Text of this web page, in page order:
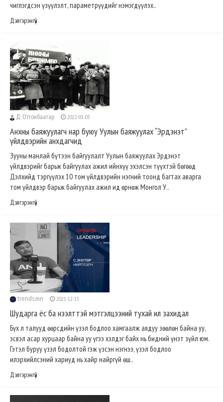
чиглэгдсэн үзүүлэлт, параметрүүдийг нэмэгдүүлэх..
Дэлгэрэнгүй
Д. Отгонбаатар 2022-01-05
Анхны баяжуулагч нар буюу Уулын баяжуулах “Эрдэнэт”
үйлдвэрийн анхдагчид
Зууны манлай бүтээн байгуулалт Уулын баяжуулах Эрдэнэт
үйлдвэрийг барьж байгуулах ажил ийнхүү эхэлсэн түүхтэй бөгөөд
Дэлхийд тэргүүлэх 10 том үйлдвэрийн нэгний тоонд багтах аварга
том үйлдвэр барьж байгуулах ажил ид өрнөж Монгол У..
Дэлгэрэнгүй
trends.mn 2021-12-15
Шударга ёс ба нээлттэй мэтгэлцээний тухай ил захидал
Бүх л талууд өөрсдийн үзэл бодлоо хамгаалж аядуу зөөлөн байна уу,
эсвэл асар хурцаар байна уу үгээ хэлдэг байх нь бидний үнэт зүйл юм.
Гэтэл буруу үзэл бодолтой гэж үзсэн нэгнээ, үзэл бодлоо
илэрхийлсэний хариуд нь хайр найргүй өш..
Дэлгэрэнгүй